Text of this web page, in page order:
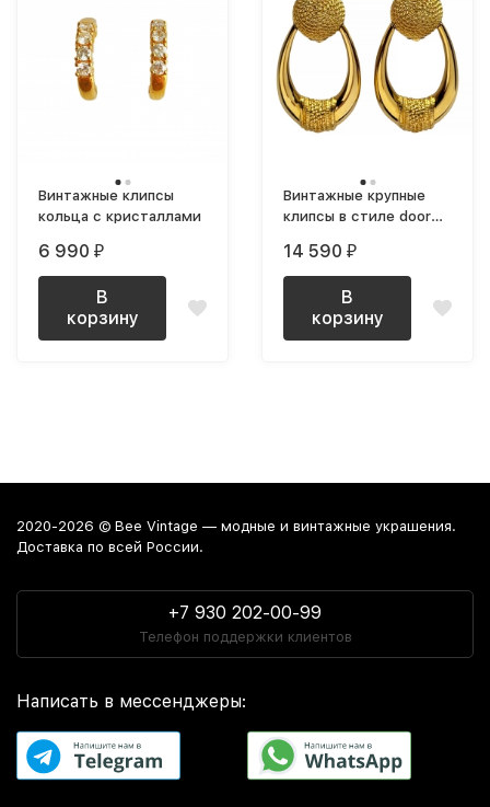
Винтажные клипсы
кольца с кристаллами
6 990 ₽
В
корзину
Винтажные крупные
клипсы в стиле door
14 590 ₽
В
корзину
2020-2026 © Bee Vintage — модные и винтажные украшения.
Доставка по всей России.
+7 930 202-00-99
Телефон поддержки клиентов
Написать в мессенджеры: